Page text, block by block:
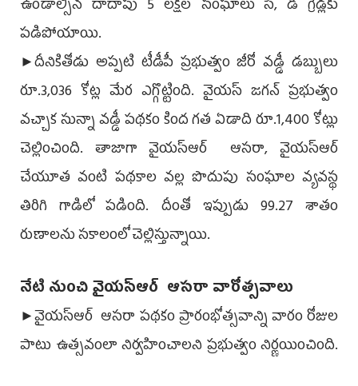
ఉండాల్సిన దాదాపు 5 లక్షల సంఘాలు సీ, డీ గ్రేడ్లకు
పడిపోయాయి.
►దీనికితోడు అప్పటి టీడీపీ ప్రభుత్వం జీరో వడ్డీ డబ్బులు
రూ.3,036 కోట్ల మేర ఎగ్గొట్టింది. వైయ‌స్‌ జగన్‌ ప్రభుత్వం
వచ్చాక సున్నా వడ్డీ పథకం కింద గత ఏడాది రూ.1,400 కోట్లు
చెల్లించింది. తాజాగా వైయ‌స్ఆర్‌ ‌ ఆసరా, వైయ‌స్ఆర్
చేయూత వంటి పథకాల వల్ల పొదుపు సంఘాల వ్యవస్థ
తిరిగి గాడిలో పడింది. దీంతో ఇప్పుడు 99.27 శాతం
రుణాలను సకాలంలో చెల్లిస్తున్నాయి.
నేటి నుంచి వైయ‌స్ఆర్‌ ‌ ఆసరా వారోత్సవాలు
►వైయ‌స్ఆర్‌ ‌ ఆసరా పథకం ప్రారంభోత్సవాన్ని వారం రోజుల
పాటు ఉత్సవంలా నిర్వహించాలని ప్రభుత్వం నిర్ణయించింది.